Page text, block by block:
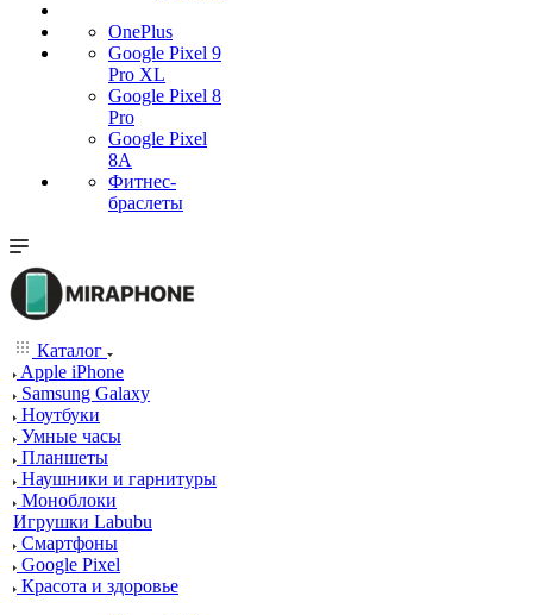
OnePlus
Google Pixel 9
Pro XL
Google Pixel 8
Pro
Google Pixel
8A
Фитнес-
браслеты
Каталог
Apple iPhone
Samsung Galaxy
Ноутбуки
Умные часы
Планшеты
Наушники и гарнитуры
Моноблоки
Игрушки Labubu
Смартфоны
Google Pixel
Красота и здоровье